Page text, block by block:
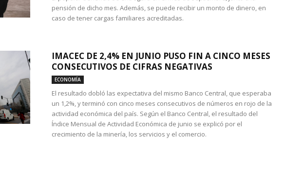
pensión de dicho mes. Además, se puede recibir un monto de dinero, en
caso de tener cargas familiares acreditadas.
IMACEC DE 2,4% EN JUNIO PUSO FIN A CINCO MESES
CONSECUTIVOS DE CIFRAS NEGATIVAS
ECONOMÍA
El resultado dobló las expectativa del mismo Banco Central, que esperaba
un 1,2%, y terminó con cinco meses consecutivos de números en rojo de la
actividad económica del país. Según el Banco Central, el resultado del
Índice Mensual de Actividad Económica de junio se explicó por el
crecimiento de la minería, los servicios y el comercio.